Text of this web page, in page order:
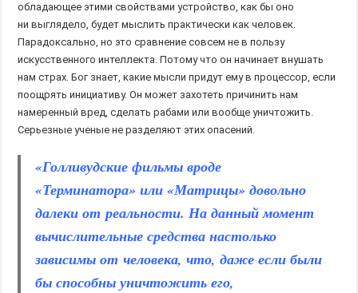
обладающее этими свойствами устройство, как бы оно
ни выглядело, будет мыслить практически как человек.
Парадоксально, но это сравнение совсем не в пользу
искусственного интеллекта. Потому что он начинает внушать
нам страх. Бог знает, какие мысли придут ему в процессор, если
поощрять инициативу. Он может захотеть причинить нам
намеренный вред, сделать рабами или вообще уничтожить.
Серьезные ученые не разделяют этих опасений.
«Голливудские фильмы вроде
«Терминатора» или «Матрицы» довольно
далеки от реальности. На данный момент
вычислительные средства настолько
зависимы от человека, что, даже если были
бы способны уничтожить его,